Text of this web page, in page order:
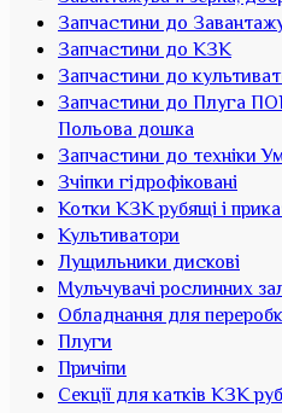
Запчастини до
Запчастини до КЗК
Запчастини до
Запчастини до Плуга
Польова дошка
Запчастини до техніки
Зчіпки гідрофіковані
Котки КЗК рубящі і
Культиватори
Лущильники дискові
Мульчувачі рослинних
Обладнання для
Плуги
Причіпи
Секції для катків КЗК